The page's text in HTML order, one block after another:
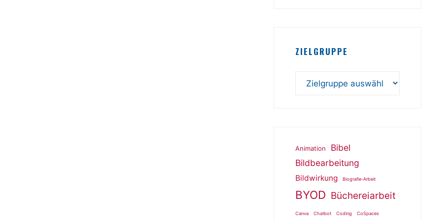
ZIELGRUPPE
Animation
Bibel
Bildbearbeitung
Bildwirkung Biografie-Arbeit
BYOD Büchereiarbeit
Canva Chatbot Coding CoSpaces